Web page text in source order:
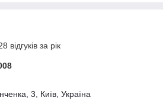
відгуків за рік
3, Київ, Україна